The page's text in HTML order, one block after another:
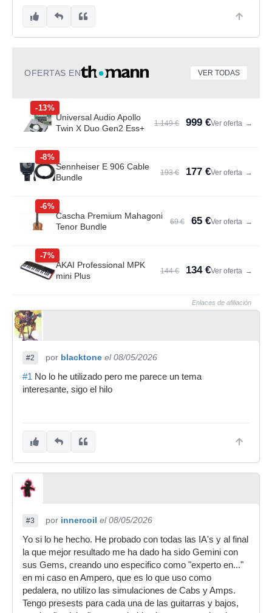
OFERTAS EN VER TODAS
-13%
Universal Audio Apollo
Twin X Duo Gen2 Ess+
1.149 € 999 €Ver oferta →
-8%
Sennheiser E 906 Cable
Bundle
193 € 177 €Ver oferta →
-6%
Cascha Premium Mahagoni
Tenor Bundle
69 € 65 €Ver oferta →
-7%
AKAI Professional MPK
mini Plus
144 € 134 €Ver oferta →
Enlaces de afiliación
#2 por blacktone el 08/05/2026
#1 No lo he utilizado pero me parece un tema
interesante, sigo el hilo
#3 por innercoil el 08/05/2026
Yo si lo he hecho. He probado con todas las IA's y al final
la que mejor resultado me ha dado ha sido Gemini con
sus Gems, creando uno especifico como "experto en..."
en mi caso en Ampero, que es lo que uso como
pedalera, no utilizo las simulaciones de Cabs y Amps.
Tengo presests para cada una de las guitarras y bajos,